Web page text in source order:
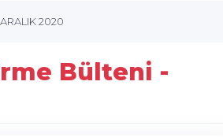
2020
Bülteni -